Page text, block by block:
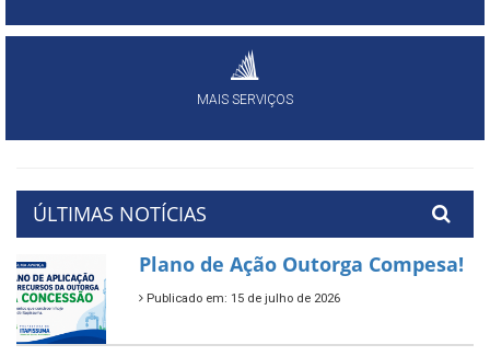
MAIS SERVIÇOS
ÚLTIMAS NOTÍCIAS
Plano de Ação Outorga Compesa!
Publicado em: 15 de julho de 2026